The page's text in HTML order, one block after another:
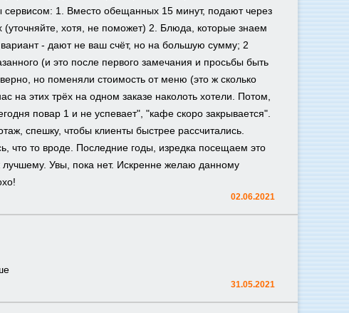
1. Вместо обещанных 15 минут, подают через
хотя, не поможет) 2. Блюда, которые знаем
- дают не ваш счёт, но на большую сумму; 2
(и это после первого замечания и просьбы быть
но поменяли стоимость от меню (это ж сколько
на этих трёх на одном заказе наколоть хотели. Потом,
повар 1 и не успевает", "кафе скоро закрывается".
спешку, чтобы клиенты быстрее рассчитались.
что то вроде. Последние годы, изредка посещаем это
лучшему. Увы, пока нет. Искренне желаю данному
02.06.2021
31.05.2021